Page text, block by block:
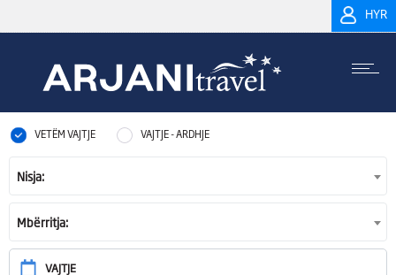
HYR
VETËM VAJTJE VAJTJE - ARDHJE
Nisja:
Mbërritja: